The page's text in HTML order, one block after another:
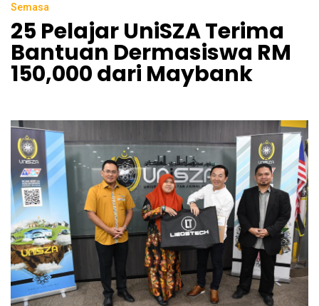
Semasa
25 Pelajar UniSZA Terima
Bantuan Dermasiswa RM
150,000 dari Maybank